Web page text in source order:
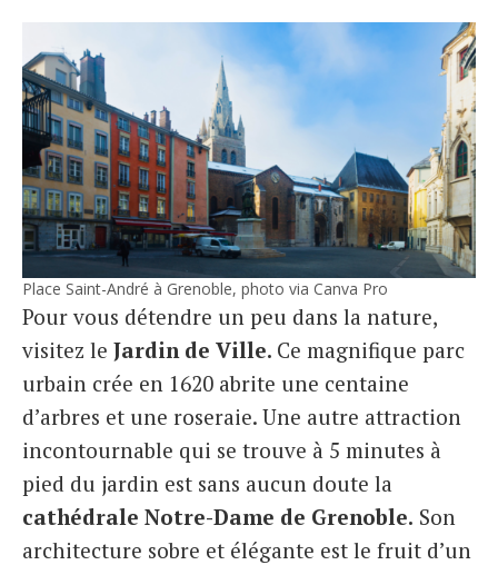
Place Saint-André à Grenoble, photo via Canva Pro
Pour vous détendre un peu dans la nature,
visitez le Jardin de Ville. Ce magnifique parc
urbain crée en 1620 abrite une centaine
d’arbres et une roseraie. Une autre attraction
incontournable qui se trouve à 5 minutes à
pied du jardin est sans aucun doute la
cathédrale Notre-Dame de Grenoble. Son
architecture sobre et élégante est le fruit d’un